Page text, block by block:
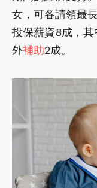
女，可各請領最
投保薪資8成，
外補助2成。